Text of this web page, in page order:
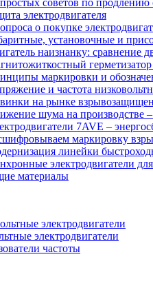
советов по продлению
электродвигателя
о покупке
установочные и
наизнанку: сравнение
маркировки и
и частота
на рынке
шума на производстве
7AVE –
маркировку
линейки
электродвигатели
материалы
электродвигатели
электродвигатели
частоты